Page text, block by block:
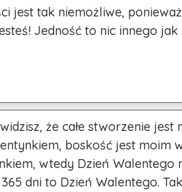
jest tak niemożliwe,
Jedność to nic innego
że całe stworzenie
boskość jest moim
wtedy Dzień Walentego
dni to Dzień Walentego.